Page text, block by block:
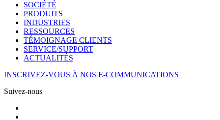
SOCIÉTÉ
PRODUITS
INDUSTRIES
RESSOURCES
TÉMOIGNAGE CLIENTS
SERVICE/SUPPORT
ACTUALITÉS
INSCRIVEZ-VOUS À NOS E-COMMUNICATIONS
Suivez-nous